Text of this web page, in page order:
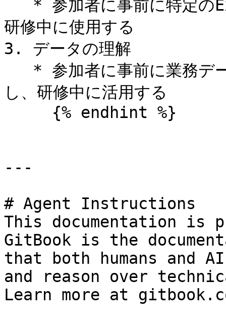
研修中に使用する
3. データの理解
し、研修中に活用する
---
# Agent Instructions
This documentation is
GitBook is the
that both humans and
and reason over
Learn more at